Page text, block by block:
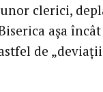
clerici,
aşa
de